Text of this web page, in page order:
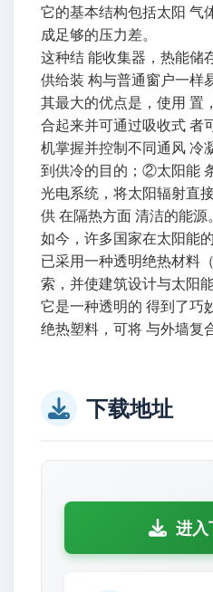
它的基本结构包括太阳 气
成足够的压力差。
这种结 能收集器，热能储
供给装 构与普通窗户一样
其最大的优点是，使用 置
合起来并可通过吸收式 者
机掌握并控制不同通风 冷
到供冷的目的；②太阳能
光电系统，将太阳辐射直
供 在隔热方面 清洁的能源。
如今，许多国家在太阳能
已采用一种透明绝热材料
索，并使建筑设计与太阳
它是一种透明的 得到了巧
绝热塑料，可将 与外墙复
下载地址
进入